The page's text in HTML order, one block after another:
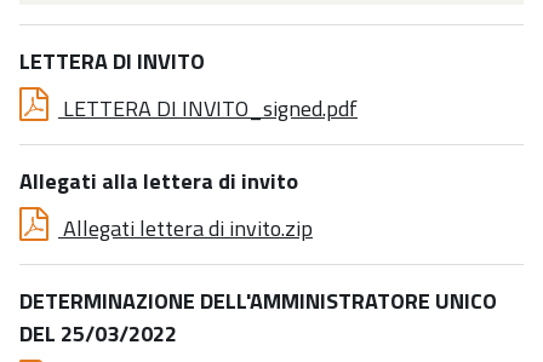
LETTERA DI INVITO
LETTERA DI INVITO_signed.pdf
Allegati alla lettera di invito
Allegati lettera di invito.zip
DETERMINAZIONE DELL'AMMINISTRATORE UNICO
DEL 25/03/2022